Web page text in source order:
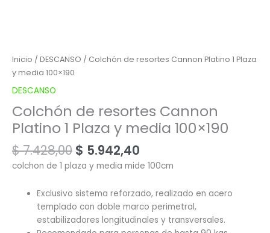
Inicio / DESCANSO / Colchón de resortes Cannon Platino 1 Plaza
y media 100×190
DESCANSO
Colchón de resortes Cannon
Platino 1 Plaza y media 100×190
$7.428,00 $ 5.942,40
colchon de 1 plaza y media mide 100cm
Exclusivo sistema reforzado, realizado en acero
templado con doble marco perimetral,
estabilizadores longitudinales y transversales.